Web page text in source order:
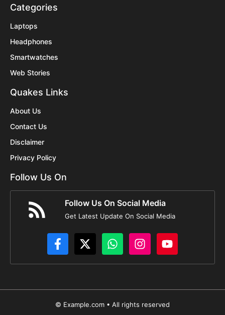
Categories
Laptops
Headphones
Smartwatches
Web Stories
Quakes Links
About Us
Contact Us
Disclaimer
Privacy Policy
Follow Us On
Follow Us On Social Media
Get Latest Update On Social Media
© Example.com • All rights reserved